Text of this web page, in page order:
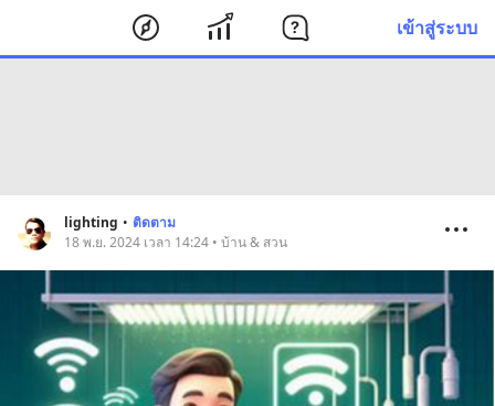
เข้าสู่ระบบ
lighting • ติดตาม
18 พ.ย. 2024 เวลา 14:24 • บ้าน & สวน